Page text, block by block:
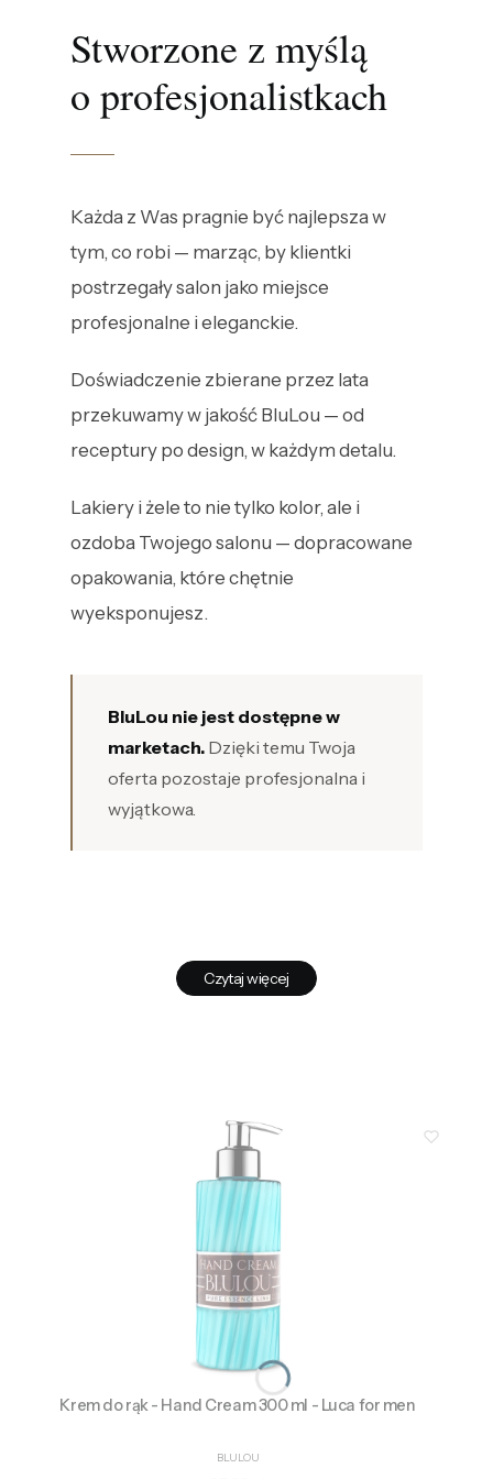
Stworzone z myślą
o profesjonalistkach
Każda z Was pragnie być najlepsza w
tym, co robi — marząc, by klientki
postrzegały salon jako miejsce
profesjonalne i eleganckie.
Doświadczenie zbierane przez lata
przekuwamy w jakość BluLou — od
receptury po design, w każdym detalu.
Lakiery i żele to nie tylko kolor, ale i
ozdoba Twojego salonu — dopracowane
opakowania, które chętnie
wyeksponujesz.
BluLou nie jest dostępne w
marketach. Dzięki temu Twoja
oferta pozostaje profesjonalna i
wyjątkowa.
Czytaj więcej
Krem do rąk - Hand Cream 300 ml - Luca for men
BLULOU